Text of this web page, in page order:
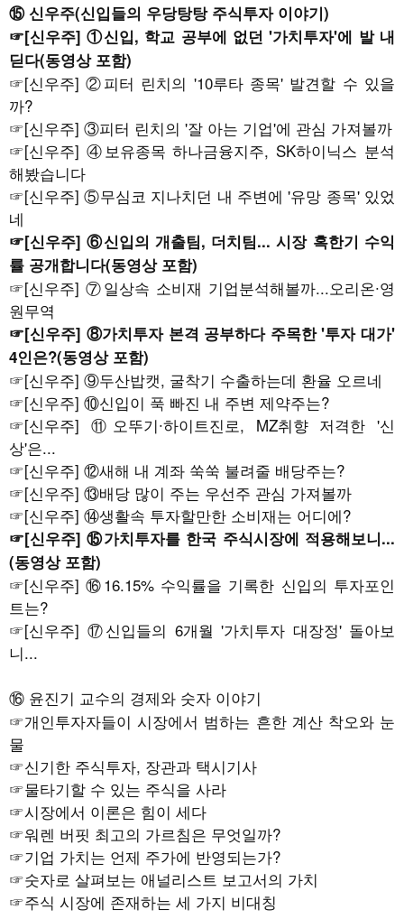
⑮ 신우주(신입들의 우당탕탕 주식투자 이야기)
☞[신우주] ①신입, 학교 공부에 없던 '가치투자'에 발 내
딛다(동영상 포함)
☞[신우주] ②피터 린치의 '10루타 종목' 발견할 수 있을
까?
☞[신우주] ③피터 린치의 '잘 아는 기업'에 관심 가져볼까
☞[신우주] ④보유종목 하나금융지주, SK하이닉스 분석
해봤습니다
☞[신우주] ⑤무심코 지나치던 내 주변에 '유망 종목' 있었
네
☞[신우주] ⑥신입의 개출팀, 더치팀... 시장 혹한기 수익
률 공개합니다(동영상 포함)
☞[신우주] ⑦일상속 소비재 기업분석해볼까...오리온∙영
원무역
☞[신우주] ⑧가치투자 본격 공부하다 주목한 '투자 대가'
4인은?(동영상 포함)
☞[신우주] ⑨두산밥캣, 굴착기 수출하는데 환율 오르네
☞[신우주] ⑩신입이 푹 빠진 내 주변 제약주는?
☞[신우주] ⑪오뚜기∙하이트진로, MZ취향 저격한 '신
상'은...
☞[신우주] ⑫새해 내 계좌 쑥쑥 불려줄 배당주는?
☞[신우주] ⑬배당 많이 주는 우선주 관심 가져볼까
☞[신우주] ⑭생활속 투자할만한 소비재는 어디에?
☞[신우주] ⑮가치투자를 한국 주식시장에 적용해보니...
(동영상 포함)
☞[신우주] ⑯16.15% 수익률을 기록한 신입의 투자포인
트는?
☞[신우주] ⑰신입들의 6개월 '가치투자 대장정' 돌아보
니...
⑯ 윤진기 교수의 경제와 숫자 이야기
☞개인투자자들이 시장에서 범하는 흔한 계산 착오와 눈
물
☞신기한 주식투자, 장관과 택시기사
☞물타기할 수 있는 주식을 사라
☞시장에서 이론은 힘이 세다
☞워렌 버핏 최고의 가르침은 무엇일까?
☞기업 가치는 언제 주가에 반영되는가?
☞숫자로 살펴보는 애널리스트 보고서의 가치
☞주식 시장에 존재하는 세 가지 비대칭